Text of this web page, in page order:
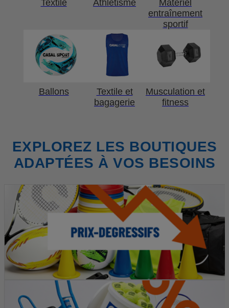
Textile Athlétisme
Matériel
entraînement
sportif
Ballons
Textile et
bagagerie
Musculation et
fitness
EXPLOREZ LES BOUTIQUES
ADAPTÉES À VOS BESOINS